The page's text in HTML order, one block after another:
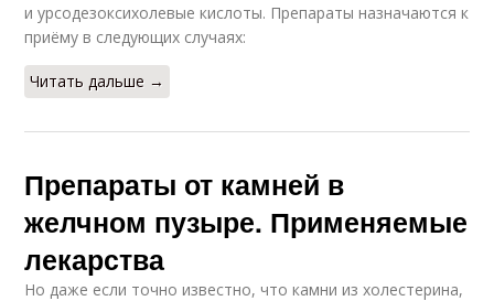
и урсодезоксихолевые кислоты. Препараты назначаются к
приёму в следующих случаях:
Читать дальше →
Препараты от камней в
желчном пузыре. Применяемые
лекарства
Но даже если точно известно, что камни из холестерина,